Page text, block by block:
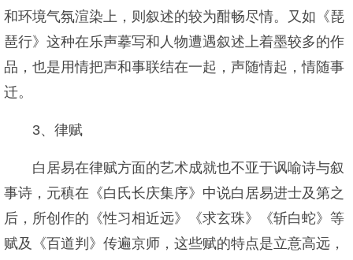
和环境气氛渲染上，则叙述的较为酣畅尽情。又如《琵
琶行》这种在乐声摹写和人物遭遇叙述上着墨较多的作
品，也是用情把声和事联结在一起，声随情起，情随事
迁。
3、律赋
白居易在律赋方面的艺术成就也不亚于讽喻诗与叙
事诗，元稹在《白氏长庆集序》中说白居易进士及第之
后，所创作的《性习相近远》《求玄珠》《斩白蛇》等
赋及《百道判》传遍京师，这些赋的特点是立意高远，